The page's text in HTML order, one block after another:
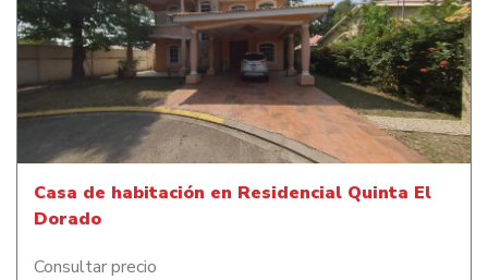
Casa de habitación en Residencial Quinta El Dorado
Casa de habitación en Residencial Quinta El
Dorado
Consultar precio